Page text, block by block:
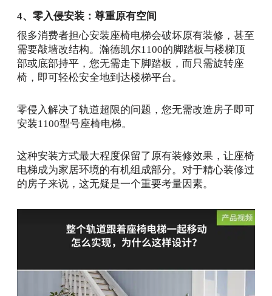
4、零入侵安装：尊重原有空间
很多消费者担心安装座椅电梯会破坏原有装修，甚至
需要敲墙改结构。瀚德凯尔1100的脚踏板与楼梯顶
部或底部持平，您无需走下脚踏板，而只需旋转座
椅，即可轻松安全地到达楼梯平台。
零侵入解决了轨道超限的问题，您无需改造房子即可
安装1100型号座椅电梯。
这种安装方式最大程度保留了原有装修效果，让座椅
电梯成为家居环境的有机组成部分。对于精心装修过
的房子来说，这无疑是一个重要考量因素。